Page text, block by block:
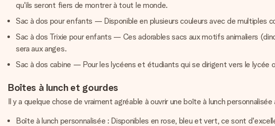
qu'ils seront fiers de montrer à tout le monde.
Sac à dos pour enfants — Disponible en plusieurs couleurs avec de multiples
Sac à dos Trixie pour enfants — Ces adorables sacs aux motifs animaliers
sera aux anges.
Sac à dos cabine — Pour les lycéens et étudiants qui se dirigent vers le
Boîtes à lunch et gourdes
Il y a quelque chose de vraiment agréable à ouvrir une boîte à lunch
Boîte à lunch personnalisée : Disponibles en rose, bleu et vert, ce sont